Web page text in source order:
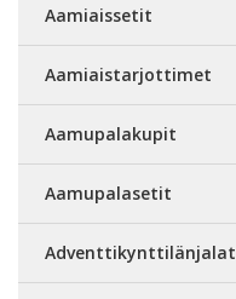
Aamiaissetit
Aamiaistarjottimet
Aamupalakupit
Aamupalasetit
Adventtikynttilänjalat